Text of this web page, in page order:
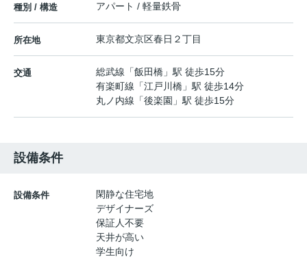
種別 / 構造 アパート / 軽量鉄骨
所在地 東京都文京区春日 ２丁目
交通 総武線 「飯田橋 」駅 徒歩15分
有楽町線 「江戸川橋 」駅 徒歩14分
丸ノ内線 「後楽園 」駅 徒歩15分
設備条件
設備条件
閑静な住宅地
デザイナーズ
保証人不要
天井が高い
学生向け